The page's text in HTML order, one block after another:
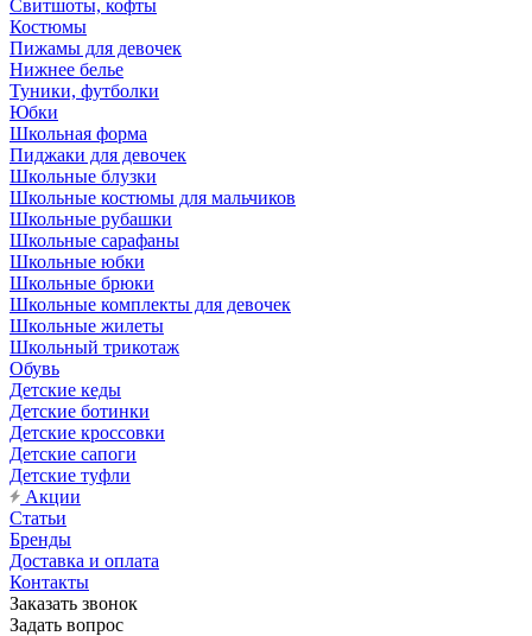
Свитшоты, кофты
Костюмы
Пижамы для девочек
Нижнее белье
Туники, футболки
Юбки
Школьная форма
Пиджаки для девочек
Школьные блузки
Школьные костюмы для мальчиков
Школьные рубашки
Школьные сарафаны
Школьные юбки
Школьные брюки
Школьные комплекты для девочек
Школьные жилеты
Школьный трикотаж
Обувь
Детские кеды
Детские ботинки
Детские кроссовки
Детские сапоги
Детские туфли
Акции
Статьи
Бренды
Доставка и оплата
Контакты
Заказать звонок
Задать вопрос